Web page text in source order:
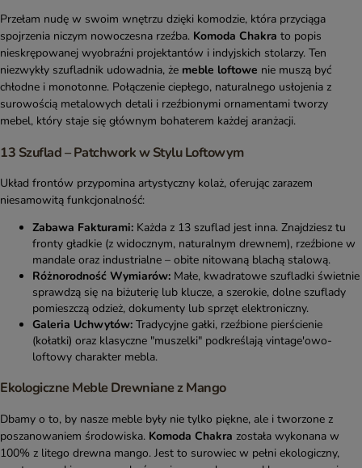
Przełam nudę w swoim wnętrzu dzięki komodzie, która przyciąga
spojrzenia niczym nowoczesna rzeźba. Komoda Chakra to popis
nieskrępowanej wyobraźni projektantów i indyjskich stolarzy. Ten
niezwykły szufladnik udowadnia, że meble loftowe nie muszą być
chłodne i monotonne. Połączenie ciepłego, naturalnego usłojenia z
surowością metalowych detali i rzeźbionymi ornamentami tworzy
mebel, który staje się głównym bohaterem każdej aranżacji.
13 Szuflad – Patchwork w Stylu Loftowym
Układ frontów przypomina artystyczny kolaż, oferując zarazem
niesamowitą funkcjonalność:
Zabawa Fakturami: Każda z 13 szuflad jest inna. Znajdziesz tu
fronty gładkie (z widocznym, naturalnym drewnem), rzeźbione w
mandale oraz industrialne – obite nitowaną blachą stalową.
Różnorodność Wymiarów: Małe, kwadratowe szufladki świetnie
sprawdzą się na biżuterię lub klucze, a szerokie, dolne szuflady
pomieszczą odzież, dokumenty lub sprzęt elektroniczny.
Galeria Uchwytów: Tradycyjne gałki, rzeźbione pierścienie
(kołatki) oraz klasyczne "muszelki" podkreślają vintage'owo-
loftowy charakter mebla.
Ekologiczne Meble Drewniane z Mango
Dbamy o to, by nasze meble były nie tylko piękne, ale i tworzone z
poszanowaniem środowiska. Komoda Chakra została wykonana w
100% z litego drewna mango. Jest to surowiec w pełni ekologiczny,